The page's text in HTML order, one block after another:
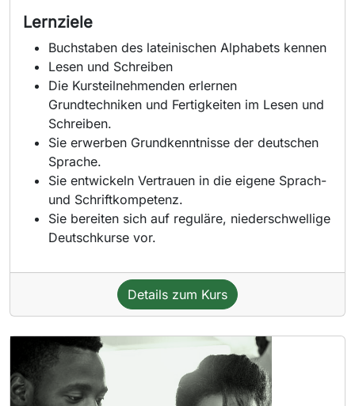
Lernziele
Buchstaben des lateinischen Alphabets kennen
Lesen und Schreiben
Die Kursteilnehmenden erlernen
Grundtechniken und Fertigkeiten im Lesen und
Schreiben.
Sie erwerben Grundkenntnisse der deutschen
Sprache.
Sie entwickeln Vertrauen in die eigene Sprach-
und Schriftkompetenz.
Sie bereiten sich auf reguläre, niederschwellige
Deutschkurse vor.
Details zum Kurs